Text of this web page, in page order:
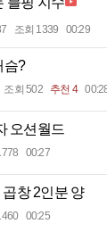
조회 1339 00:29
슴?
조회 502 추천 4
오션월드
00:27
창 2인분 양
00:25